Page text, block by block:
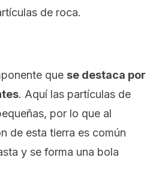
de roca.
que se destaca por
. Aquí las partículas de
por lo que al
de esta tierra es común
y se forma una bola